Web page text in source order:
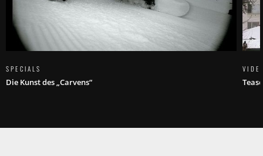
SPECIALS
Die Kunst des „Carvens“